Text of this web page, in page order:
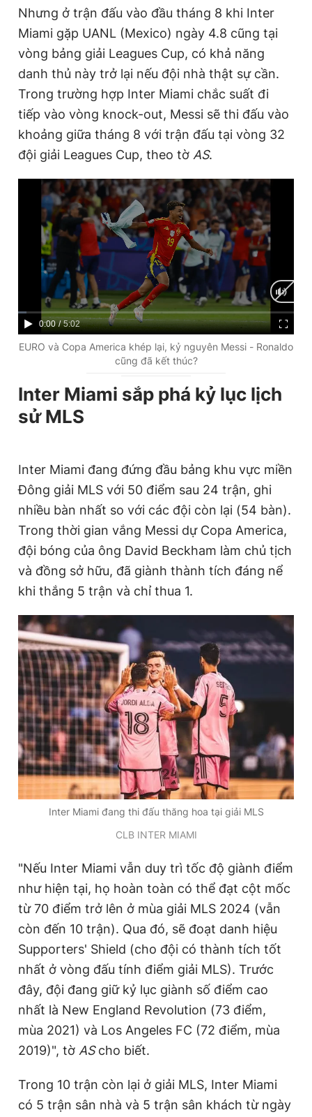
Nhưng ở trận đấu vào đầu tháng 8 khi Inter
Miami gặp UANL (Mexico) ngày 4.8 cũng tại
vòng bảng giải Leagues Cup, có khả năng
danh thủ này trở lại nếu đội nhà thật sự cần.
Trong trường hợp Inter Miami chắc suất đi
tiếp vào vòng knock-out, Messi sẽ thi đấu vào
khoảng giữa tháng 8 với trận đấu tại vòng 32
đội giải Leagues Cup, theo tờ AS.
C
u
T
i
m
e
0:00 / D
u
a
n
5:02
EURO và Copa America khép lại, kỷ nguyên Messi - Ronaldo
cũng đã kết thúc?
Inter Miami sắp phá kỷ lục lịch
sử MLS
Inter Miami đang đứng đầu bảng khu vực miền
Đông giải MLS với 50 điểm sau 24 trận, ghi
nhiều bàn nhất so với các đội còn lại (54 bàn).
Trong thời gian vắng Messi dự Copa America,
đội bóng của ông David Beckham làm chủ tịch
và đồng sở hữu, đã giành thành tích đáng nể
khi thắng 5 trận và chỉ thua 1.
Inter Miami đang thi đấu thăng hoa tại giải MLS
CLB INTER MIAMI
"Nếu Inter Miami vẫn duy trì tốc độ giành điểm
như hiện tại, họ hoàn toàn có thể đạt cột mốc
từ 70 điểm trở lên ở mùa giải MLS 2024 (vẫn
còn đến 10 trận). Qua đó, sẽ đoạt danh hiệu
Supporters' Shield (cho đội có thành tích tốt
nhất ở vòng đấu tính điểm giải MLS). Trước
đây, đội đang giữ kỷ lục giành số điểm cao
nhất là New England Revolution (73 điểm,
mùa 2021) và Los Angeles FC (72 điểm, mùa
2019)", tờ AScho biết.
Trong 10 trận còn lại ở giải MLS, Inter Miami
có 5 trận sân nhà và 5 trận sân khách từ ngày